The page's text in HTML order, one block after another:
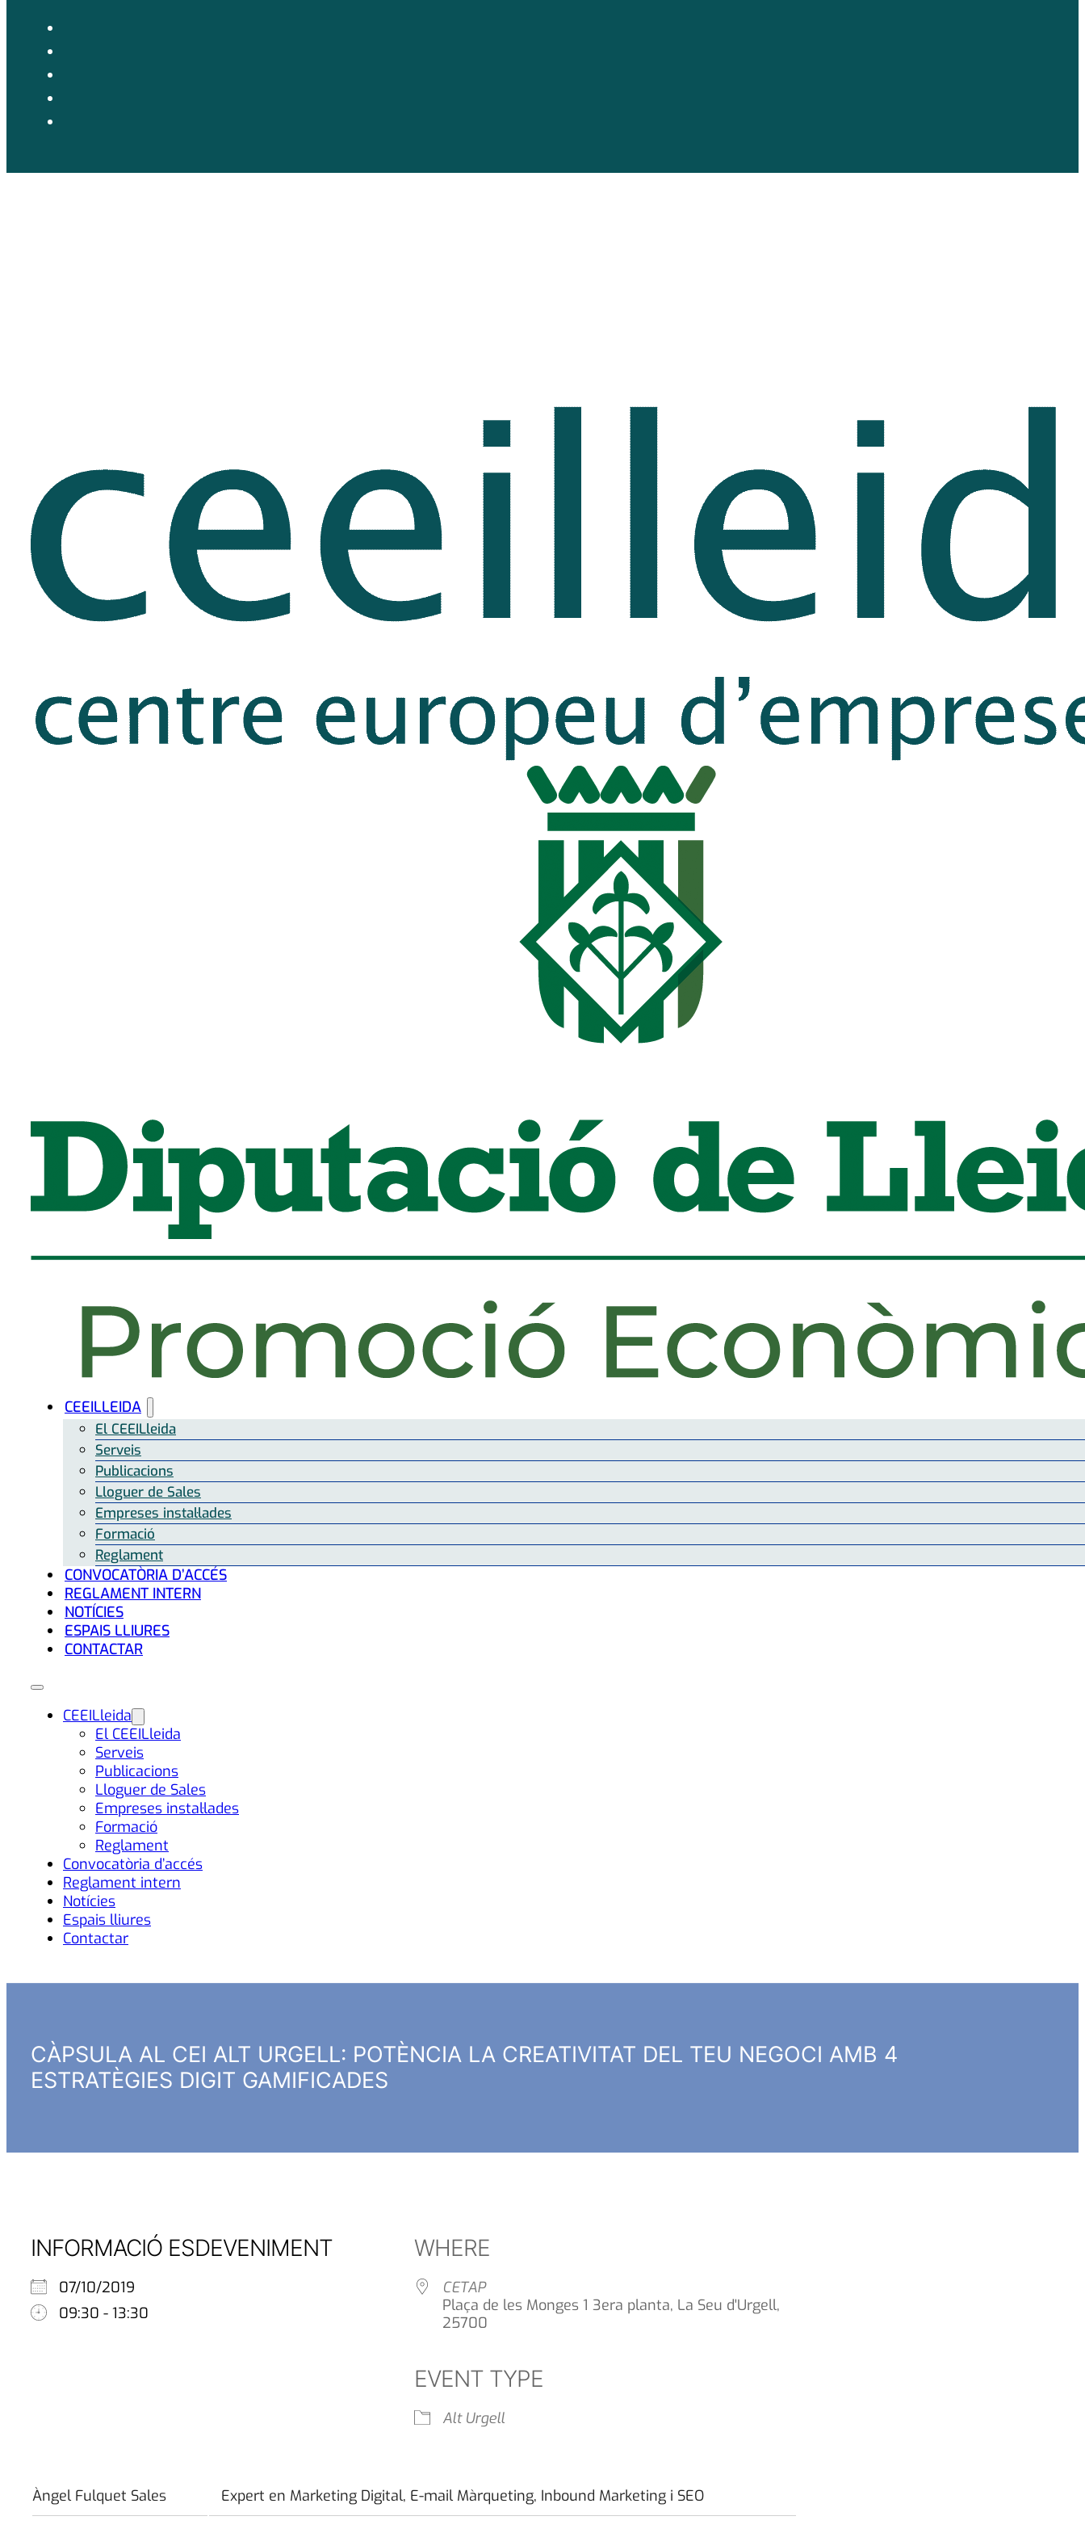
CEEILLEIDA
El CEEILleida
Serveis
Publicacions
Lloguer de Sales
Empreses instal·lades
Formació
Reglament
CONVOCATÒRIA D’ACCÉS
REGLAMENT INTERN
NOTÍCIES
ESPAIS LLIURES
CONTACTAR
CEEILleida
El CEEILleida
Serveis
Publicacions
Lloguer de Sales
Empreses instal·lades
Formació
Reglament
Convocatòria d’accés
Reglament intern
Notícies
Espais lliures
Contactar
CÀPSULA AL CEI ALT URGELL: POTÈNCIA LA CREATIVITAT DEL TEU NEGOCI AMB 4
ESTRATÈGIES DIGIT GAMIFICADES
INFORMACIÓ ESDEVENIMENT
07/10/2019
09:30 - 13:30
WHERE
CETAP
Plaça de les Monges 1 3era planta, La Seu d'Urgell,
25700
EVENT TYPE
Alt Urgell
Àngel Fulquet Sales Expert en Marketing Digital, E-mail Màrqueting, Inbound Marketing i SEO